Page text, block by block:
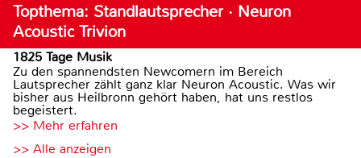
Topthema: Standlautsprecher · Neuron
Acoustic Trivion
1825 Tage Musik
Zu den spannendsten Newcomern im Bereich
Lautsprecher zählt ganz klar Neuron Acoustic. Was wir
bisher aus Heilbronn gehört haben, hat uns restlos
begeistert.
>> Mehr erfahren
>> Alle anzeigen